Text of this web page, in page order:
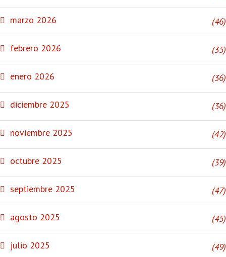
marzo 2026 (46)
febrero 2026 (35)
enero 2026 (36)
diciembre 2025 (36)
noviembre 2025 (42)
octubre 2025 (39)
septiembre 2025 (47)
agosto 2025 (45)
julio 2025 (49)